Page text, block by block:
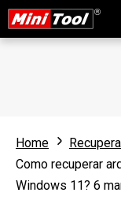
Home
Como recuperar
Windows 11? 6